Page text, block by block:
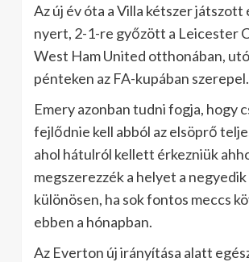
Az új év óta a Villa kétszer játszott
nyert, 2-1-re győzött a Leicester
West Ham United otthonában,
pénteken az FA-kupában szerepel.
Emery azonban tudni fogja, hogy
fejlődnie kell abból az elsöprő
ahol hátulról kellett érkezniük
megszerezzék a helyet a
különösen, ha sok fontos meccs
ebben a hónapban.
Az Everton új irányítása alatt